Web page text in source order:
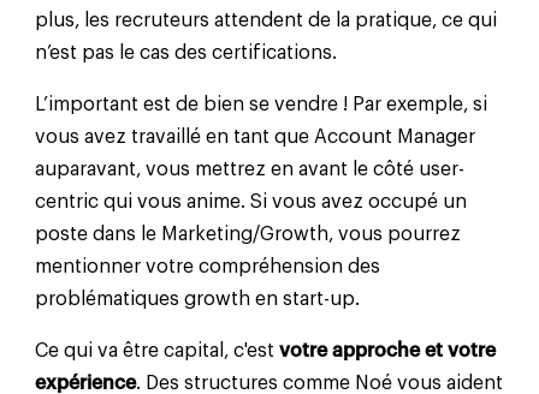
plus, les recruteurs attendent de la pratique, ce qui
n’est pas le cas des certifications.
L’important est de bien se vendre ! Par exemple, si
vous avez travaillé en tant que Account Manager
auparavant, vous mettrez en avant le côté user-
centric qui vous anime. Si vous avez occupé un
poste dans le Marketing/Growth, vous pourrez
mentionner votre compréhension des
problématiques growth en start-up.
Ce qui va être capital, c'estvotre approche et votre
expérience. Des structures comme Noé vous aident